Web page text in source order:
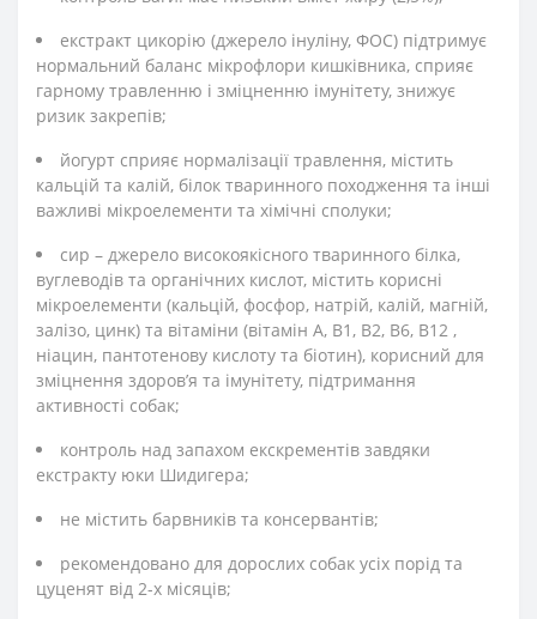
екстракт цикорію (джерело інуліну, ФОС) підтримує
нормальний баланс мікрофлори кишківника, сприяє
гарному травленню і зміцненню імунітету, знижує
ризик закрепів;
йогурт сприяє нормалізації травлення, містить
кальцій та калій, білок тваринного походження та інші
важливі мікроелементи та хімічні сполуки;
сир – джерело високоякісного тваринного білка,
вуглеводів та органічних кислот, містить корисні
мікроелементи (кальцій, фосфор, натрій, калій, магній,
залізо, цинк) та вітаміни (вітамін А, В1, В2, В6, В12 ,
ніацин, пантотенову кислоту та біотин), корисний для
зміцнення здоров’я та імунітету, підтримання
активності собак;
контроль над запахом екскрементів завдяки
екстракту юки Шидигера;
не містить барвників та консервантів;
рекомендовано для дорослих собак усіх порід та
цуценят від 2-х місяців;